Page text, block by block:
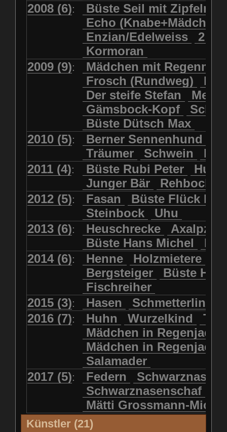
2008 (6):
Büste Seil mit
Echo
Enzian/Edelweiss
2
Kormoran
2009 (9):
Mädchen mit
Frosch (Rundweg)
Der steife Stefan
Gämsbock-Kopf
Büste Dütsch Max
2010 (5): Berner Sennenhund
Träumer
Schwein
2011 (4): Büste Rubi Peter
Junger Bär
2012 (5): Fasan
Büste Flück
Steinbock
Uhu
2013 (6): Heuschrecke
Büste Hans Michel
2014 (6): Henne Holzmietere
Bergsteiger
Büste HP
Fischreiher
2015 (3): Hasen Schmetterlinge
2016 (7): Huhn Wurzelkind
Mädchen in
Mädchen in Regenjacke
Salamader
2017 (5): Federn
Schwarznasenschaf
Mätti Grossmann-
Künstler (21)